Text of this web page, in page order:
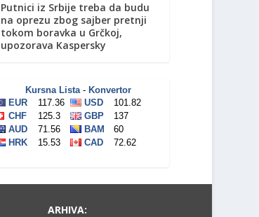
Putnici iz Srbije treba da budu
na oprezu zbog sajber pretnji
tokom boravka u Grčkoj,
upozorava Kaspersky
ARHIVA: